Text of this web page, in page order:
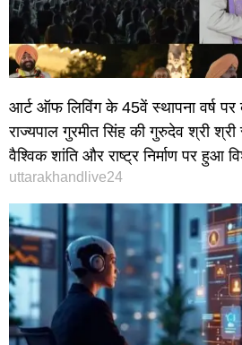
आर्ट ऑफ लिविंग के 45वें स्थापना वर्ष
राज्यपाल गुरमीत सिंह की गुरुदेव श्री
वैश्विक शांति और राष्ट्र निर्माण पर हुआ
uttarakhandlive24